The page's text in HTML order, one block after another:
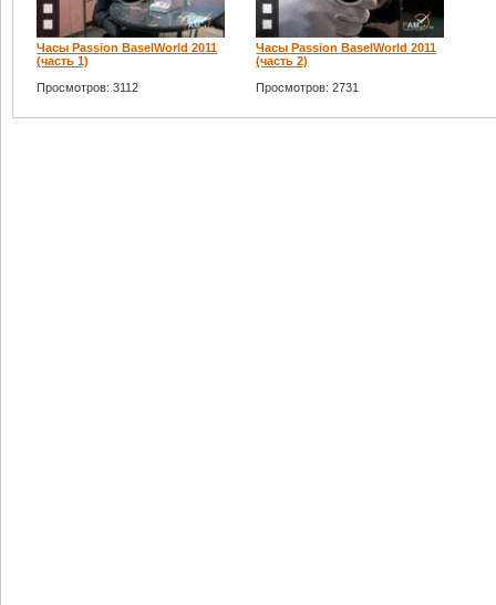
Часы Passion BaselWorld 2011
(часть 1)
Просмотров: 3112
Часы Passion BaselWorld 2011
(часть 2)
Просмотров: 2731